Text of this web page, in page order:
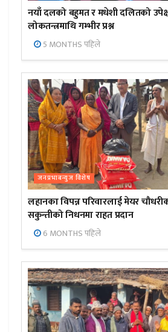
नयाँ दलको बहुमत र मधेशी दलितको
लोकतन्त्रमाथि गम्भीर प्रश्न
5 MONTHS पहिले
जनप्रभाबन्युज विशेष
लहानका विपन्न परिवारलाई मेयर
सकुन्तीको निधनमा राहत प्रदान
6 MONTHS पहिले